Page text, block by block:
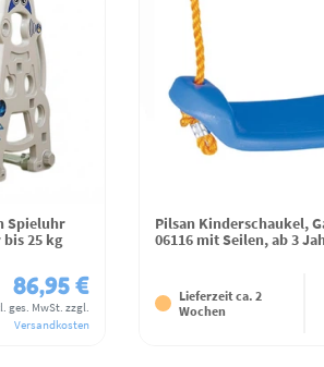
Spieluhr
25 kg
86,95 €
ges. MwSt. zzgl.
Versandkosten
Pilsan Kinderschaukel,
06116 mit Seilen, ab 3
Lieferzeit ca. 2
Wochen